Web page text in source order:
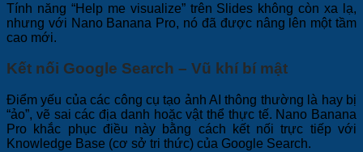
Tính năng “Help me visualize” trên Slides không còn xa lạ,
nhưng với Nano Banana Pro, nó đã được nâng lên một tầm
cao mới.
Kết nối Google Search – Vũ khí bí mật
Điểm yếu của các công cụ tạo ảnh AI thông thường là hay bị
“ảo”, vẽ sai các địa danh hoặc vật thể thực tế. Nano Banana
Pro khắc phục điều này bằng cách kết nối trực tiếp với
Knowledge Base (cơ sở tri thức) của Google Search.